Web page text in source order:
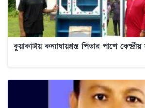
কুয়াকাটায় কন্যাদ্বায়গ্রস্ত পিতার পাশে